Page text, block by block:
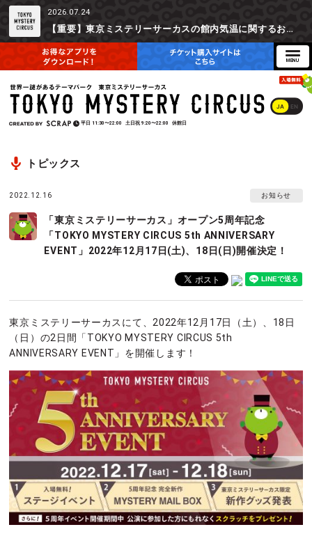
2026.07.24
【重要】東京ミステリーサーカスの館内気温に関するお詫びとご参加辞退時の返金対応について
JA EN
平日 11:30〜22:00 土日祝 9:20〜22:00 休館日
トピックス
2022.12.16 お知らせ
「東京ミステリーサーカス」オープン5周年記念
「TOKYO MYSTERY CIRCUS 5th ANNIVERSARY
EVENT」2022年12月17日(土)、18日(日)開催決定！
東京ミステリーサーカスにて、2022年12月17日（土）、18日
（日）の2日間「TOKYO MYSTERY CIRCUS 5th
ANNIVERSARY EVENT」を開催します！